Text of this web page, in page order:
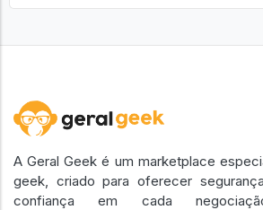
A Geral Geek é um marketplace
geek, criado para oferecer
confiança em cada